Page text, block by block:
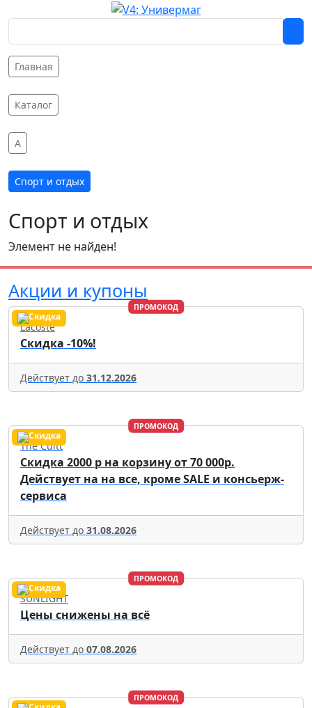
Главная
Каталог
A
Спорт и отдых
Спорт и отдых
Элемент не найден!
Акции и купоны
ПРОМОКОД
Lacoste
Скидка -10%!
Действует до 31.12.2026
ПРОМОКОД
The Cultt
Скидка 2000 р на корзину от 70 000р.
Действует на на все, кроме SALE и консьерж-
сервиса
Действует до 31.08.2026
ПРОМОКОД
SUNLIGHT
Цены снижены на всё
Действует до 07.08.2026
ПРОМОКОД